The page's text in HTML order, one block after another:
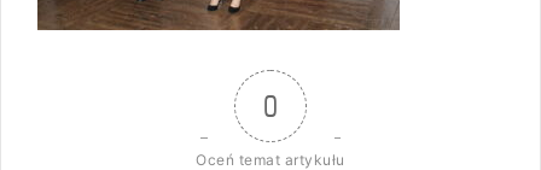
0
Oceń temat artykułu